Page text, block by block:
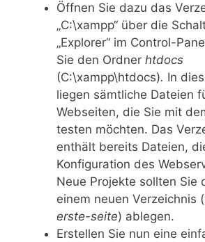
Öffnen Sie dazu das
„C:\xampp“ über die
„Explorer“ im Control-
Sie den Ordner htdocs
(C:\xampp\htdocs). In
liegen sämtliche Dateien
Webseiten, die Sie mit
testen möchten. Das
enthält bereits Dateien,
Konfiguration des
Neue Projekte sollten Sie
einem neuen Verzeichnis
erste-seite) ablegen.
Erstellen Sie nun eine